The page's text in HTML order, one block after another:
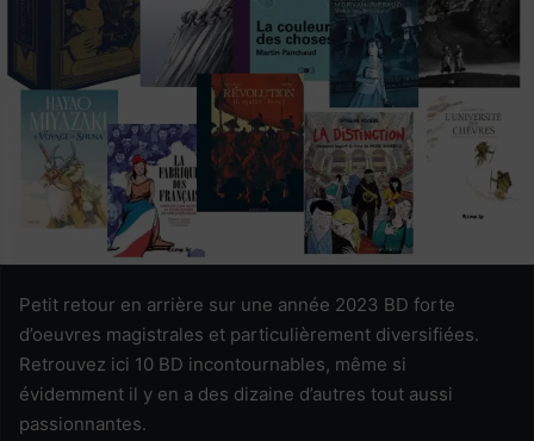
Petit retour en arrière sur une année 2023 BD forte
d’oeuvres magistrales et particulièrement diversifiées.
Retrouvez ici 10 BD incontournables, même si
évidemment il y en a des dizaine d’autres tout aussi
passionnantes.